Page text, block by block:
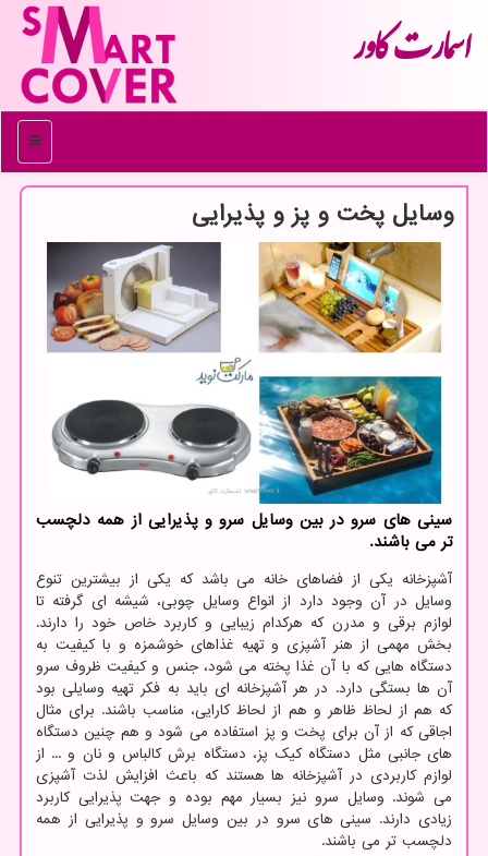
اسمارت كاور
منو
وسایل پخت و پز و پذیرایی
سینی های سرو در بین وسایل سرو و پذیرایی از همه دلچسب
تر می باشند.
آشپزخانه یکی از فضاهای خانه می باشد که یکی از بیشترین تنوع
وسایل در آن وجود دارد از انواع وسایل چوبی، شیشه ای گرفته تا
لوازم برقی و مدرن که هرکدام زیبایی و کاربرد خاص خود را دارند.
بخش مهمی از هنر آشپزی و تهیه غذاهای خوشمزه و با کیفیت به
دستگاه هایی که با آن غذا پخته می شود، جنس و کیفیت ظروف سرو
آن ها بستگی دارد. در هر آشپزخانه ای باید به فکر تهیه وسایلی بود
که هم از لحاظ ظاهر و هم از لحاظ کارایی، مناسب باشند. برای مثال
اجاقی که از آن برای پخت و پز استفاده می شود و هم چنین دستگاه
های جانبی مثل دستگاه کیک پز، دستگاه برش کالباس و نان و ... از
لوازم کاربردی در آشپزخانه ها هستند که باعث افزایش لذت آشپزی
می شوند. وسایل سرو نیز بسیار مهم بوده و جهت پذیرایی کاربرد
زیادی دارند. سینی های سرو در بین وسایل سرو و پذیرایی از همه
دلچسب تر می باشند.